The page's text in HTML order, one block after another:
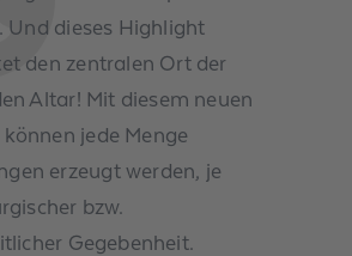
Und dieses Highlight
den zentralen Ort der
Altar! Mit diesem neuen
jede Menge
erzeugt werden, je
bzw.
Gegebenheit.